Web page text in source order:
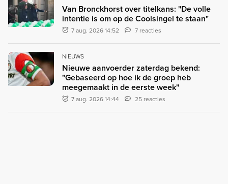
Van Bronckhorst over titelkans: "De volle
intentie is om op de Coolsingel te staan"
7 aug. 2026 14:52 7 reacties
NIEUWS
Nieuwe aanvoerder zaterdag bekend:
"Gebaseerd op hoe ik de groep heb
meegemaakt in de eerste week"
7 aug. 2026 14:44 25 reacties